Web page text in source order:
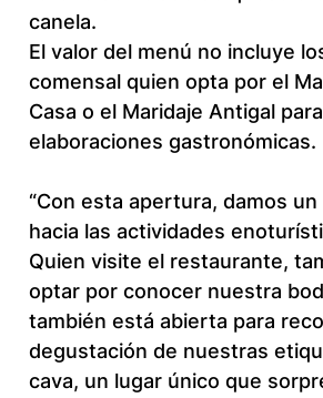
canela.
El valor del menú no incluye
comensal quien opta por el
Casa o el Maridaje Antigal
elaboraciones gastronómicas.
“Con esta apertura, damos un
hacia las actividades
Quien visite el restaurante,
optar por conocer nuestra
también está abierta para
degustación de nuestras
cava, un lugar único que